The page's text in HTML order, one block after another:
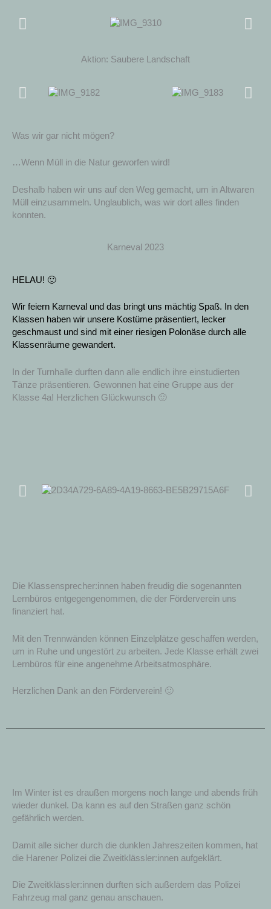
Aktion: Saubere Landschaft
Was wir gar nicht mögen?
…Wenn Müll in die Natur geworfen wird!
Deshalb haben wir uns auf den Weg gemacht, um in Altwaren
Müll einzusammeln. Unglaublich, was wir dort alles finden
konnten.
Karneval 2023
HELAU! 🙂
Wir feiern Karneval und das bringt uns mächtig Spaß. In den
Klassen haben wir unsere Kostüme präsentiert, lecker
geschmaust und sind mit einer riesigen Polonäse durch alle
Klassenräume gewandert.
In der Turnhalle durften dann alle endlich ihre einstudierten
Tänze präsentieren. Gewonnen hat eine Gruppe aus der
Klasse 4a! Herzlichen Glückwunsch 🙂
Die Klassensprecher:innen haben freudig die sogenannten
Lernbüros entgegengenommen, die der Förderverein uns
finanziert hat.
Mit den Trennwänden können Einzelplätze geschaffen werden,
um in Ruhe und ungestört zu arbeiten. Jede Klasse erhält zwei
Lernbüros für eine angenehme Arbeitsatmosphäre.
Herzlichen Dank an den Förderverein! 🙂
Im Winter ist es draußen morgens noch lange und abends früh
wieder dunkel. Da kann es auf den Straßen ganz schön
gefährlich werden.
Damit alle sicher durch die dunklen Jahreszeiten kommen, hat
die Harener Polizei die Zweitklässler:innen aufgeklärt.
Die Zweitklässler:innen durften sich außerdem das Polizei
Fahrzeug mal ganz genau anschauen.